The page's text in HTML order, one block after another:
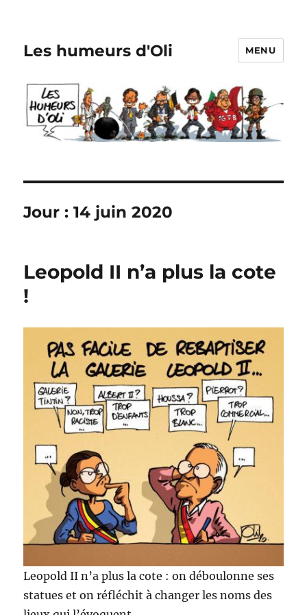
Les humeurs d'Oli MENU
Jour :14 juin 2020
Leopold II n’a plus la cote
!
Leopold II n’a plus la cote : on déboulonne ses
statues et on réfléchit à changer les noms des